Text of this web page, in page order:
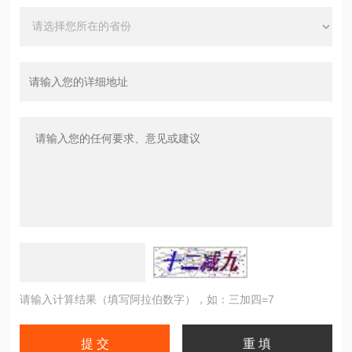
请输入计算结果（填写阿拉伯数字），如：三加四=7